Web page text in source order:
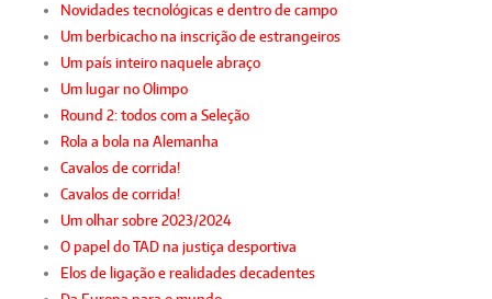
Novidades tecnológicas e dentro de campo
Um berbicacho na inscrição de estrangeiros
Um país inteiro naquele abraço
Um lugar no Olimpo
Round 2: todos com a Seleção
Rola a bola na Alemanha
Cavalos de corrida!
Cavalos de corrida!
Um olhar sobre 2023/2024
O papel do TAD na justiça desportiva
Elos de ligação e realidades decadentes